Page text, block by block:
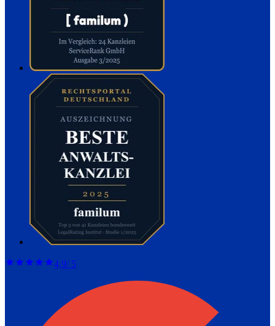
4,9/ 5